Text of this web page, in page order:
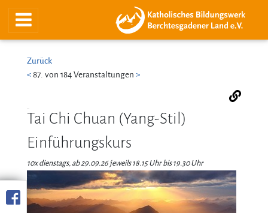
Zurück
< 87. von 184 Veranstaltungen >
Tai Chi Chuan (Yang-Stil)
Einführungskurs
10x dienstags, ab 29.09.26 jeweils 18.15 Uhr bis 19.30 Uhr